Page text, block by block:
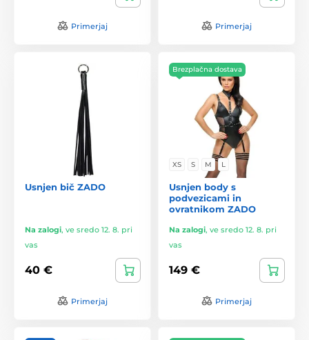
Primerjaj Primerjaj
Usnjen bič ZADO
Na zalogi, ve sredo 12. 8. pri
vas
40 €
Primerjaj
Brezplačna dostava
XS S M L
Usnjen body s
podvezicami in
ovratnikom ZADO
Na zalogi, ve sredo 12. 8. pri
vas
149 €
Primerjaj